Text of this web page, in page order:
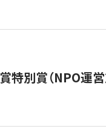
特別賞（NPO運